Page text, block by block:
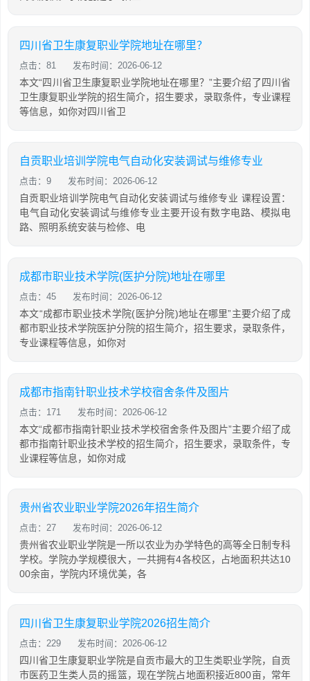
四川省卫生康复职业学院地址在哪里？
点击：81 发布时间：2026-06-12
本文“四川省卫生康复职业学院地址在哪里？”主要介绍了四川省
卫生康复职业学院的招生简介，招生要求，录取条件，专业课程
等信息，如你对四川省卫
自贡职业培训学院电气自动化安装调试与维修专业
点击：9 发布时间：2026-06-12
自贡职业培训学院电气自动化安装调试与维修专业 课程设置：
电气自动化安装调试与维修专业主要开设有数字电路、模拟电
路、照明系统安装与检修、电
成都市职业技术学院(医护分院)地址在哪里
点击：45 发布时间：2026-06-12
本文“成都市职业技术学院(医护分院)地址在哪里”主要介绍了成
都市职业技术学院医护分院的招生简介，招生要求，录取条件，
专业课程等信息，如你对
成都市指南针职业技术学校宿舍条件及图片
点击：171 发布时间：2026-06-12
本文“成都市指南针职业技术学校宿舍条件及图片”主要介绍了成
都市指南针职业技术学校的招生简介，招生要求，录取条件，专
业课程等信息，如你对成
贵州省农业职业学院2026年招生简介
点击：27 发布时间：2026-06-12
贵州省农业职业学院是一所以农业为办学特色的高等全日制专科
学校。学院办学规模很大，一共拥有4各校区，占地面积共达10
00余亩，学院内环境优美，各
四川省卫生康复职业学院2026招生简介
点击：229 发布时间：2026-06-12
四川省卫生康复职业学院是自贡市最大的卫生类职业学院，自贡
市医药卫生类人员的摇篮，现在学院占地面积接近800亩，常年